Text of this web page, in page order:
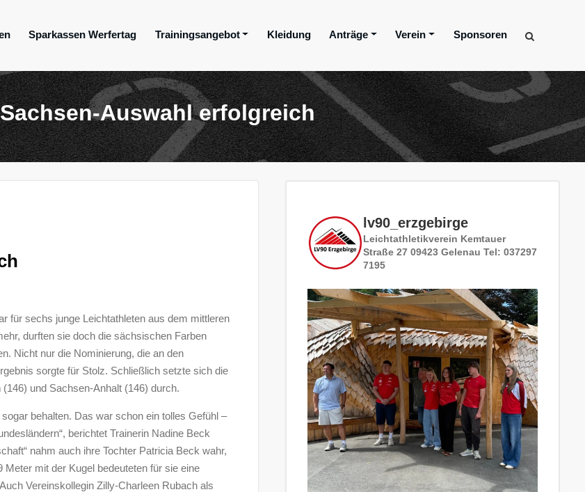
Sparkassen Werfertag Trainingsangebot Kleidung Anträge Verein Sponsoren
Auswahl erfolgreich
für sechs junge Leichtathleten aus dem mittleren
durften sie doch die sächsischen Farben
Nicht nur die Nominierung, die an den
sorgte für Stolz. Schließlich setzte sich die
und Sachsen-Anhalt (146) durch.
behalten. Das war schon ein tolles Gefühl –
berichtet Trainerin Nadine Beck
nahm auch ihre Tochter Patricia Beck wahr,
mit der Kugel bedeuteten für sie eine
Vereinskollegin Zilly-Charleen Rubach als
lv90_erzgebirge
Leichtathletikverein Kemtauer
Straße 27 09423 Gelenau Tel: 037297
7195